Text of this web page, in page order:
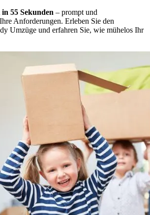
55 Sekunden – prompt und
Anforderungen. Erleben Sie den
Umzüge und erfahren Sie, wie mühelos Ihr